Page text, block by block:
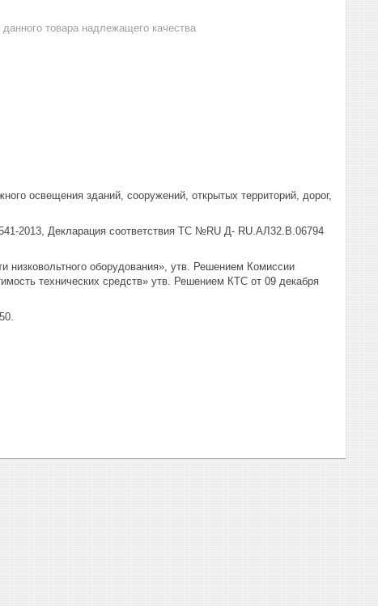
товара надлежащего качества
освещения зданий, сооружений, открытых территорий, дорог,
2013, Декларация соответствия ТС №RU Д- RU.АЛ32.В.06794
низковольтного оборудования», утв. Решением Комиссии
технических средств» утв. Решением КТС от 09 декабря